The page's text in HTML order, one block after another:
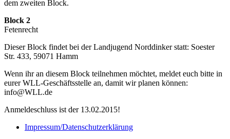
dem zweiten Block.
Block 2
Fetenrecht
Dieser Block findet bei der Landjugend Norddinker statt: Soester
Str. 433, 59071 Hamm
Wenn ihr an diesem Block teilnehmen möchtet, meldet euch bitte in
eurer WLL-Geschäftsstelle an, damit wir planen können:
info@WLL.de
Anmeldeschluss ist der 13.02.2015!
Impressum/Datenschutzerklärung